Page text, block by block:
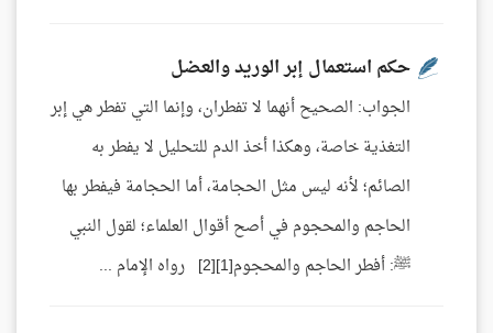
حكم استعمال إبر الوريد والعضل
الجواب: الصحيح أنهما لا تفطران، وإنما التي تفطر هي إبر
التغذية خاصة، وهكذا أخذ الدم للتحليل لا يفطر به
الصائم؛ لأنه ليس مثل الحجامة، أما الحجامة فيفطر بها
الحاجم والمحجوم في أصح أقوال العلماء؛ لقول النبي
ﷺ: أفطر الحاجم والمحجوم[1][2] رواه الإمام ...